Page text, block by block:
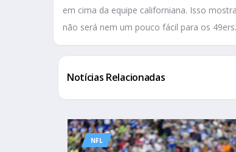
em cima da equipe californiana. Isso
não será nem um pouco fácil para os 49ers.
Notícias Relacionadas
NFL